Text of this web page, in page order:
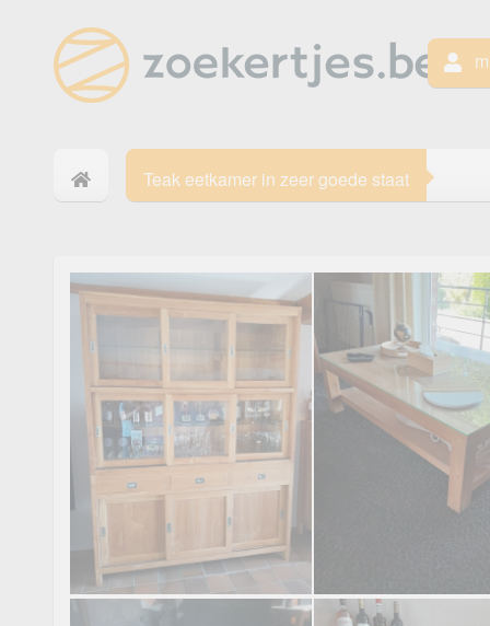
Teak eetkamer in zeer goede staat